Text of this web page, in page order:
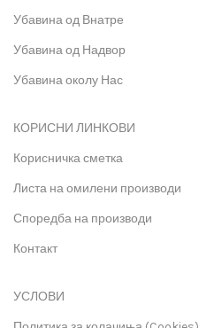
Убавина од Внатре
Убавина од Надвор
Убавина околу Нас
КОРИСНИ ЛИНКОВИ
Корисничка сметка
Листа на омилени производи
Споредба на производи
Контакт
УСЛОВИ